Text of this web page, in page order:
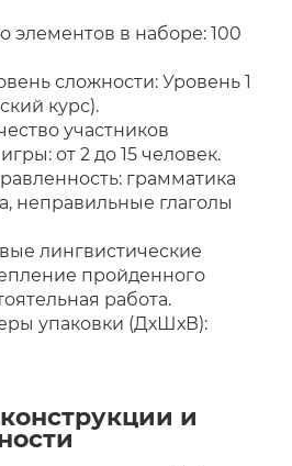
элементов в наборе: 100
сложности: Уровень 1
курс).
участников
от 2 до 15 человек.
грамматика
неправильные глаголы
лингвистические
пройденного
работа.
упаковки (ДхШхВ):
и